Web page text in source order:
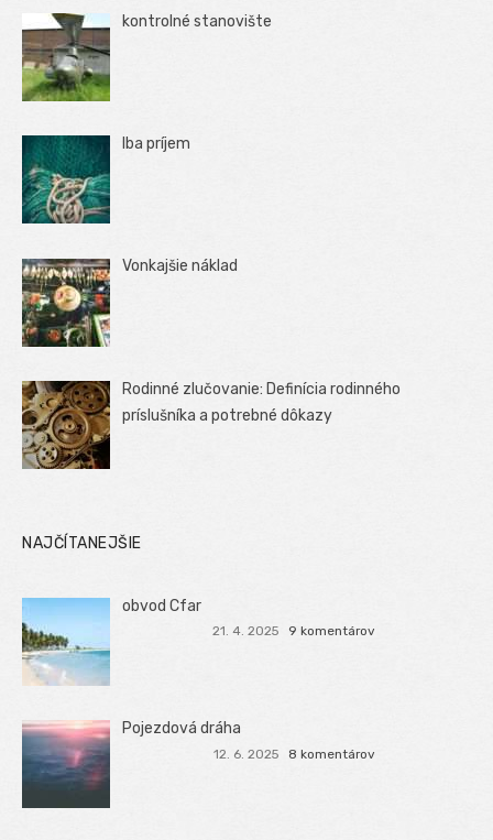
kontrolné stanovište
Iba príjem
Vonkajšie náklad
Rodinné zlučovanie: Definícia rodinného
príslušníka a potrebné dôkazy
NAJČÍTANEJŠIE
obvod Cfar
21. 4. 2025 9 komentárov
Pojezdová dráha
12. 6. 2025 8 komentárov